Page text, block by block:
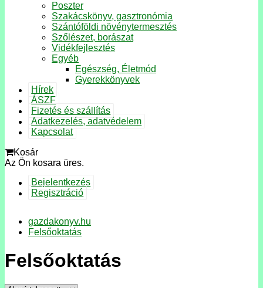
Poszter
Szakácskönyv, gasztronómia
Szántóföldi növénytermesztés
Szőlészet, borászat
Vidékfejlesztés
Egyéb
Egészség, Életmód
Gyerekkönyvek
Hírek
ÁSZF
Fizetés és szállítás
Adatkezelés, adatvédelem
Kapcsolat
Kosár
Az Ön kosara üres.
Bejelentkezés
Regisztráció
gazdakonyv.hu
Felsőoktatás
Felsőoktatás